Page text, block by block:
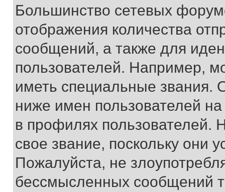
Большинство сетевых
отображения количества
сообщений, а также для
пользователей. Например,
иметь специальные звания.
ниже имен пользователей
в профилях
свое звание, поскольку они
Пожалуйста, не
бессмысленных сообщений